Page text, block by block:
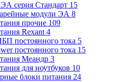
серия Стандарт 15
модули ЭА 8
прочие 109
Rexant 4
постоянного тока 5
постоянного тока 15
Меандр 3
для ноутбуков 10
блоки питания 24